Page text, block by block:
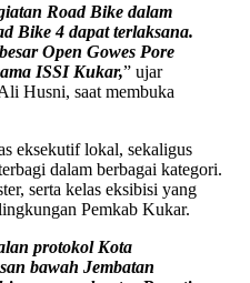
Road Bike dalam
Bike 4 dapat terlaksana.
Open Gowes Pore
ISSI Kukar,” ujar
Husni, saat membuka
eksekutif lokal, sekaligus
dalam berbagai kategori.
serta kelas eksibisi yang
Pemkab Kukar.
protokol Kota
bawah Jembatan